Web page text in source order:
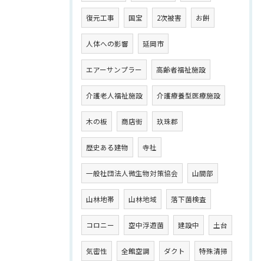
復元工事 国宝 2次被害 お餅
人体への影響 延岡市
エアーサンプラー 高齢者福祉施設
介護老人福祉施設 介護療養型医療施設
木の板 商店街 玖珠郡
歴史ある建物 寺社
一般社団法人微生物対策協会 山間部
山林地帯 山林地域 落下菌検査
コロニー 空中浮遊菌 建設中 土台
気密性 全館空調 ダクト 特殊清掃